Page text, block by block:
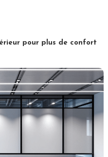
pour plus de confort